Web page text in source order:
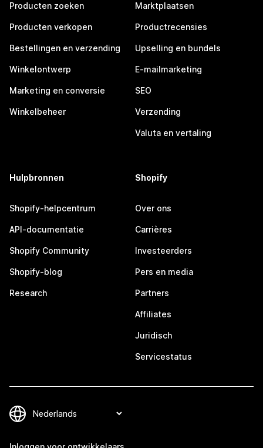
Producten zoeken
Producten verkopen
Bestellingen en verzending
Winkelontwerp
Marketing en conversie
Winkelbeheer
Marktplaatsen
Productrecensies
Upselling en bundels
E-mailmarketing
SEO
Verzending
Valuta en vertaling
Hulpbronnen
Shopify-helpcentrum
API-documentatie
Shopify Community
Shopify-blog
Research
Shopify
Over ons
Carrières
Investeerders
Pers en media
Partners
Affiliates
Juridisch
Servicestatus